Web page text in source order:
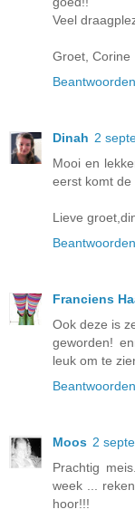
Veel
Groet, Corine
Beantwoorden
Dinah 2
Mooi en
eerst komt
Lieve
Beantwoorden
Franciens
Ook deze is
geworden!
leuk om te
Beantwoorden
Moos 2
Prachtig
week ...
hoor!!!